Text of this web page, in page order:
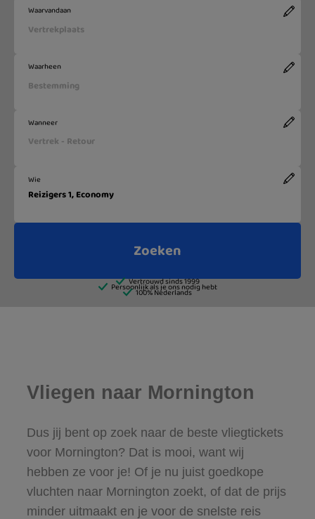
Vliegen naar Mornington
Dus jij bent op zoek naar de beste vliegtickets
voor Mornington? Dat is mooi, want wij
hebben ze voor je! Of je nu juist goedkope
vluchten naar Mornington zoekt, of dat de prijs
minder uitmaakt en je voor de snelste reis